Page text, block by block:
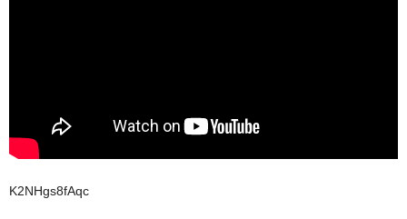
K2NHgs8fAqc